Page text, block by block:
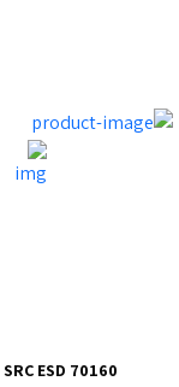
ESD 70160